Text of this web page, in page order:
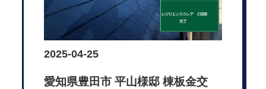
2025-04-25
愛知県豊田市 平山様邸 棟板金交